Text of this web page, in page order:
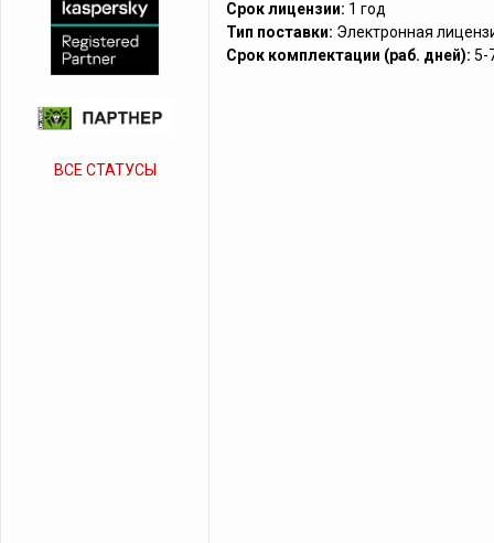
Срок лицензии: 1 год
Тип поставки: Электронная
Срок комплектации (раб. дней): 5-
ВСЕ СТАТУСЫ